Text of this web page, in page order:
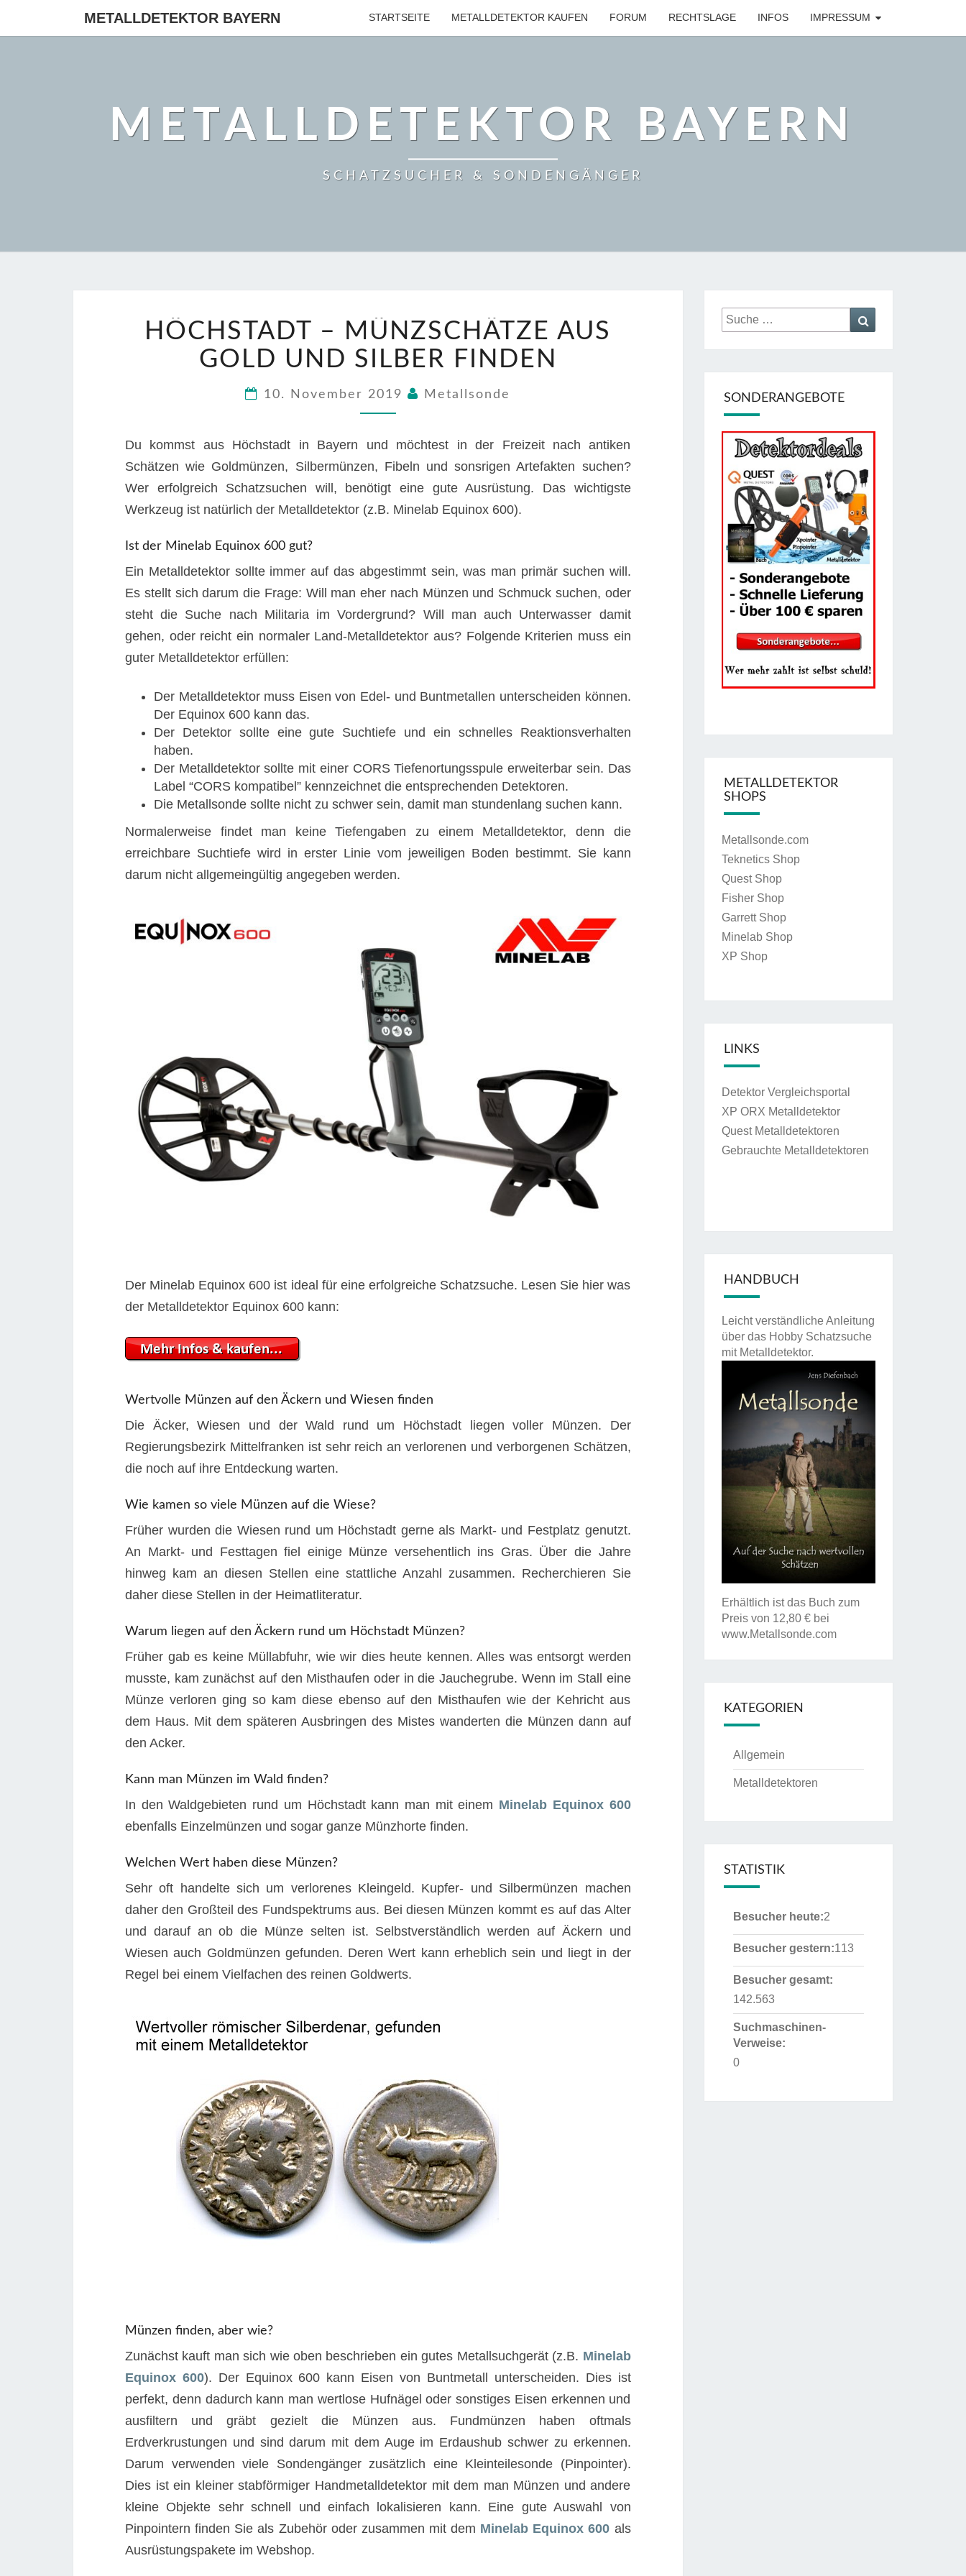
METALLDETEKTOR BAYERN STARTSEITE METALLDETEKTOR KAUFEN FORUM RECHTSLAGE INFOS IMPRESSUM
METALLDETEKTOR BAYERN
SCHATZSUCHER & SONDENGÄNGER
MÜNZSCHÄTZE
AUS
UND
FINDEN
HÖCHSTADT – MÜNZSCHÄTZE AUS
GOLD UND SILBER FINDEN
10. November 2019 Metallsonde
Du kommst aus Höchstadt in Bayern und möchtest in der Freizeit nach antiken
Schätzen wie Goldmünzen, Silbermünzen, Fibeln und sonsrigen Artefakten suchen?
Wer erfolgreich Schatzsuchen will, benötigt eine gute Ausrüstung. Das wichtigste
Werkzeug ist natürlich der Metalldetektor (z.B. Minelab Equinox 600).
Ist der Minelab Equinox 600 gut?
Ein Metalldetektor sollte immer auf das abgestimmt sein, was man primär suchen will.
Es stellt sich darum die Frage: Will man eher nach Münzen und Schmuck suchen, oder
steht die Suche nach Militaria im Vordergrund? Will man auch Unterwasser damit
gehen, oder reicht ein normaler Land-Metalldetektor aus? Folgende Kriterien muss ein
guter Metalldetektor erfüllen:
Der Metalldetektor muss Eisen von Edel- und Buntmetallen unterscheiden können.
Der Equinox 600 kann das.
Der Detektor sollte eine gute Suchtiefe und ein schnelles Reaktionsverhalten
haben.
Der Metalldetektor sollte mit einer CORS Tiefenortungsspule erweiterbar sein. Das
Label “CORS kompatibel” kennzeichnet die entsprechenden Detektoren.
Die Metallsonde sollte nicht zu schwer sein, damit man stundenlang suchen kann.
Normalerweise findet man keine Tiefengaben zu einem Metalldetektor, denn die
erreichbare Suchtiefe wird in erster Linie vom jeweiligen Boden bestimmt. Sie kann
darum nicht allgemeingültig angegeben werden.
Der Minelab Equinox 600 ist ideal für eine erfolgreiche Schatzsuche. Lesen Sie hier was
der Metalldetektor Equinox 600 kann:
Wertvolle Münzen auf den Äckern und Wiesen finden
Die Äcker, Wiesen und der Wald rund um Höchstadt liegen voller Münzen. Der
Regierungsbezirk Mittelfranken ist sehr reich an verlorenen und verborgenen Schätzen,
die noch auf ihre Entdeckung warten.
Wie kamen so viele Münzen auf die Wiese?
Früher wurden die Wiesen rund um Höchstadt gerne als Markt- und Festplatz genutzt.
An Markt- und Festtagen fiel einige Münze versehentlich ins Gras. Über die Jahre
hinweg kam an diesen Stellen eine stattliche Anzahl zusammen. Recherchieren Sie
daher diese Stellen in der Heimatliteratur.
Warum liegen auf den Äckern rund um Höchstadt Münzen?
Früher gab es keine Müllabfuhr, wie wir dies heute kennen. Alles was entsorgt werden
musste, kam zunächst auf den Misthaufen oder in die Jauchegrube. Wenn im Stall eine
Münze verloren ging so kam diese ebenso auf den Misthaufen wie der Kehricht aus
dem Haus. Mit dem späteren Ausbringen des Mistes wanderten die Münzen dann auf
den Acker.
Kann man Münzen im Wald finden?
In den Waldgebieten rund um Höchstadt kann man mit einem Minelab Equinox 600
ebenfalls Einzelmünzen und sogar ganze Münzhorte finden.
Welchen Wert haben diese Münzen?
Sehr oft handelte sich um verlorenes Kleingeld. Kupfer- und Silbermünzen machen
daher den Großteil des Fundspektrums aus. Bei diesen Münzen kommt es auf das Alter
und darauf an ob die Münze selten ist. Selbstverständlich werden auf Äckern und
Wiesen auch Goldmünzen gefunden. Deren Wert kann erheblich sein und liegt in der
Regel bei einem Vielfachen des reinen Goldwerts.
Münzen finden, aber wie?
Zunächst kauft man sich wie oben beschrieben ein gutes Metallsuchgerät (z.B. Minelab
Equinox 600). Der Equinox 600 kann Eisen von Buntmetall unterscheiden. Dies ist
perfekt, denn dadurch kann man wertlose Hufnägel oder sonstiges Eisen erkennen und
ausfiltern und gräbt gezielt die Münzen aus. Fundmünzen haben oftmals
Erdverkrustungen und sind darum mit dem Auge im Erdaushub schwer zu erkennen.
Darum verwenden viele Sondengänger zusätzlich eine Kleinteilesonde (Pinpointer).
Dies ist ein kleiner stabförmiger Handmetalldetektor mit dem man Münzen und andere
kleine Objekte sehr schnell und einfach lokalisieren kann. Eine gute Auswahl von
Pinpointern finden Sie als Zubehör oder zusammen mit dem Minelab Equinox 600 als
Ausrüstungspakete im Webshop.
Suche
nach:
SONDERANGEBOTE
METALLDETEKTOR
SHOPS
Metallsonde.com
Teknetics Shop
Quest Shop
Fisher Shop
Garrett Shop
Minelab Shop
XP Shop
LINKS
Detektor Vergleichsportal
XP ORX Metalldetektor
Quest Metalldetektoren
Gebrauchte Metalldetektoren
HANDBUCH
Leicht verständliche Anleitung
über das Hobby Schatzsuche
mit Metalldetektor.
Erhältlich ist das Buch zum
Preis von 12,80 € bei
www.Metallsonde.com
KATEGORIEN
Allgemein
Metalldetektoren
STATISTIK
Besucher heute:2
Besucher gestern:113
Besucher gesamt:
142.563
Suchmaschinen-
Verweise:
0